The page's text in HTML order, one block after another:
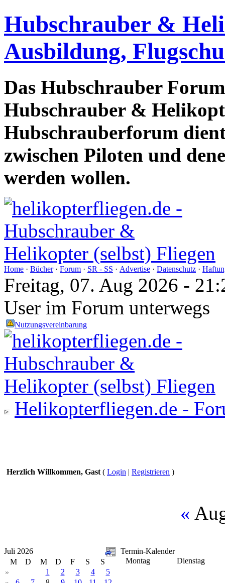
Hubschrauber &
Ausbildung,
Das Hubschrauber
Hubschrauber &
Hubschrauberforum
zwischen Piloten und
werden wollen.
Home · Bücher· Forum · SR - SS · Advertise · Datenschutz ·
Freitag, 07. Aug 2026 -
User im Forum unterwegs
Nutzungsvereinbarung
Helikopterfliegen.de -
Herzlich Willkommen, Gast ( Login | Registrieren )
«
Juli 2026
M
D M D F S
S
»
1 2 3 4
5
Termin-Kalender
Montag
Dienstag